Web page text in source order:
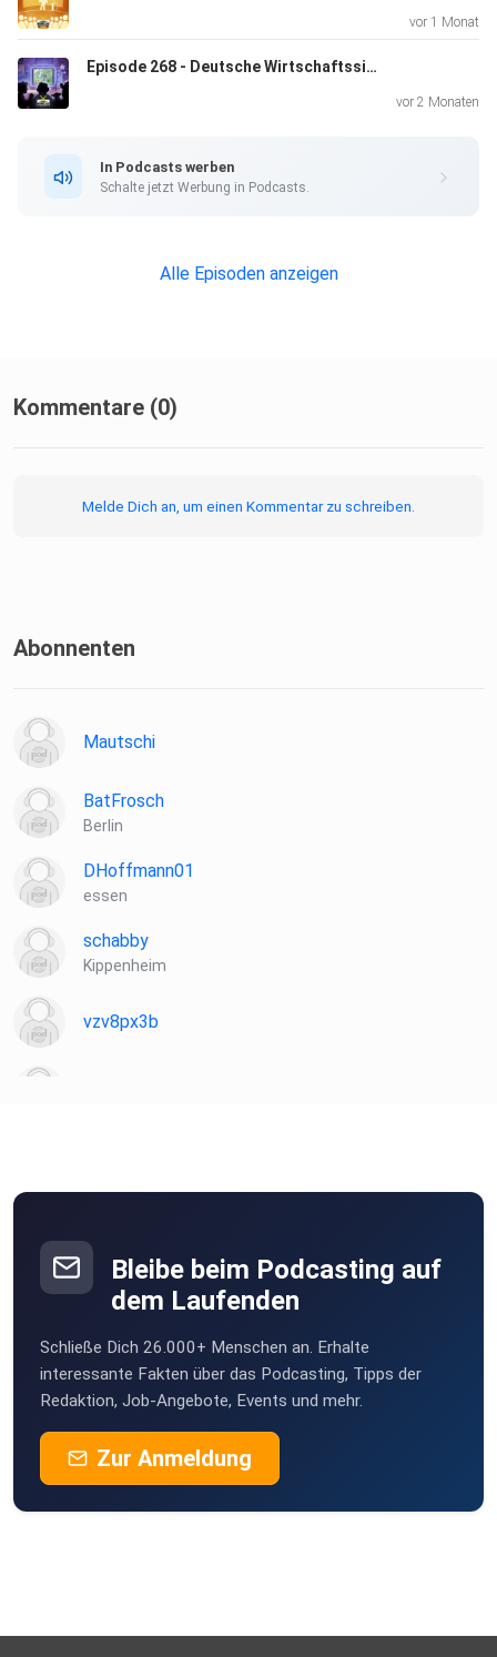
vor 1 Monat
Episode 268 - Deutsche Wirtschaftssimulationen (der 80er und 90er)
vor 2 Monaten
In Podcasts werben
Schalte jetzt Werbung in Podcasts.
Alle Episoden anzeigen
Kommentare (0)
Melde Dich an, um einen Kommentar zu schreiben.
Abonnenten
Mautschi
BatFrosch
Berlin
DHoffmann01
essen
schabby
Kippenheim
vzv8px3b
Mönchengladbach
Bleibe beim Podcasting auf
dem Laufenden
Schließe Dich 26.000+ Menschen an. Erhalte
interessante Fakten über das Podcasting, Tipps der
Redaktion, Job-Angebote, Events und mehr.
Zur Anmeldung